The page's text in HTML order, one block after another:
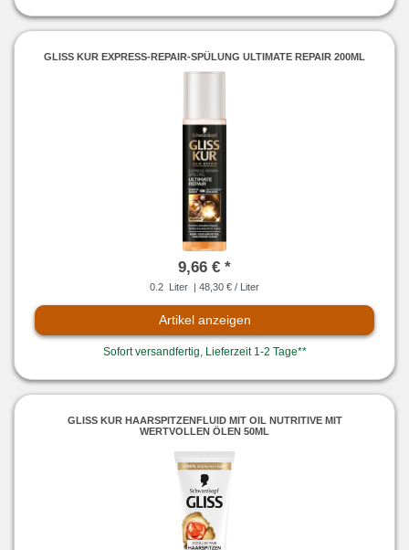
GLISS KUR EXPRESS-REPAIR-SPÜLUNG ULTIMATE REPAIR 200ML
9,66 € *
0.2 Liter | 48,30 € / Liter
Artikel anzeigen
Sofort versandfertig, Lieferzeit 1-2 Tage**
GLISS KUR HAARSPITZENFLUID MIT OIL NUTRITIVE MIT
WERTVOLLEN ÖLEN 50ML